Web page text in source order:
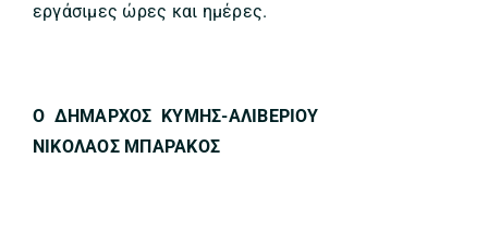
εργάσιμες ώρες και ημέρες.
Ο ΔΗΜΑΡΧΟΣ ΚΥΜΗΣ-ΑΛΙΒΕΡΙΟΥ
ΝΙΚΟΛΑΟΣ ΜΠΑΡΑΚΟΣ